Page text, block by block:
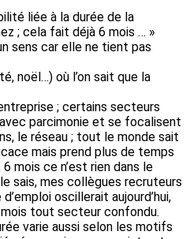
liée à la durée de la
; cela fait déjà 6 mois … »
sens car elle ne tient pas
noël…) où l’on sait que la
; certains secteurs
parcimonie et se focalisent
le réseau ; tout le monde sait
mais prend plus de temps
mois ce n’est rien dans le
sais, mes collègues recruteurs
oscillerait aujourd’hui,
tout secteur confondu.
varie aussi selon les motifs